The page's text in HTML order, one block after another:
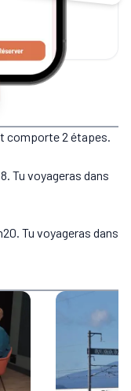
comporte 2 étapes.
Tu voyageras dans
Tu voyageras dans